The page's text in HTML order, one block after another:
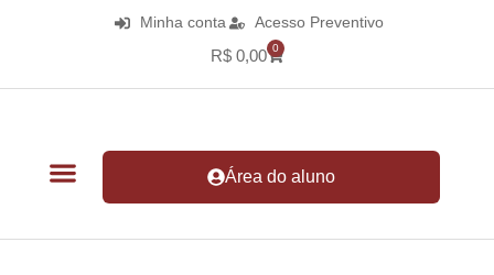
Minha conta Acesso Preventivo
R$ 0,00 0
Área do aluno